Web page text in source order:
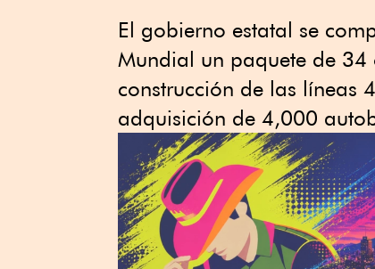
El gobierno estatal se
Mundial un paquete de 34
construcción de las líneas
adquisición de 4,000